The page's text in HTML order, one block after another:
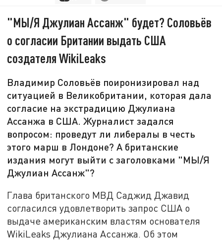
"МЫ/Я Джулиан Ассанж" будет? Соловьёв
о согласии Британии выдать США
создателя WikiLeaks
Владимир Соловьёв поиронизировал над
ситуацией в Великобритании, которая дала
согласие на экстрадицию Джулиана
Ассанжа в США. Журналист задался
вопросом: проведут ли либералы в честь
этого марш в Лондоне? А британские
издания могут выйти с заголовками "МЫ/Я
Джулиан Ассанж"?
Глава британского МВД Саджид Джавид
согласился удовлетворить запрос США о
выдаче американским властям основателя
WikiLeaks Джулиана Ассанжа. Об этом